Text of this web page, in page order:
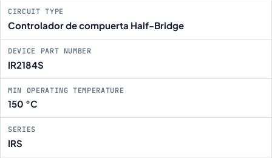
CIRCUIT TYPE
Controlador de compuerta Half-Bridge
DEVICE PART NUMBER
IR2184S
MIN OPERATING TEMPERATURE
150 °C
SERIES
IRS